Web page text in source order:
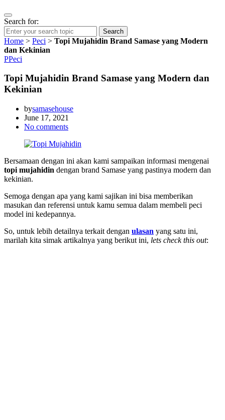
Search for:
Search
Home > Peci > Topi Mujahidin Brand Samase yang Modern
dan Kekinian
PPeci
Topi Mujahidin Brand Samase yang Modern dan
Kekinian
bysamasehouse
June 17, 2021
No comments
Bersamaan dengan ini akan kami sampaikan informasi mengenai
topi mujahidin dengan brand Samase yang pastinya modern dan
kekinian.
Semoga dengan apa yang kami sajikan ini bisa memberikan
masukan dan referensi untuk kamu semua dalam membeli peci
model ini kedepannya.
So, untuk lebih detailnya terkait dengan ulasan yang satu ini,
marilah kita simak artikalnya yang berikut ini, lets check this out: